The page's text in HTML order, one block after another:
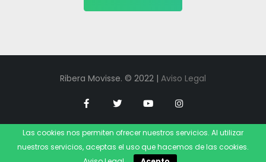
Ribera Movisse. © 2022 | Aviso Legal
Las cookies nos permiten ofrecer nuestros servicios. Al utilizar
nuestros servicios, aceptas el uso que hacemos de las cookies.